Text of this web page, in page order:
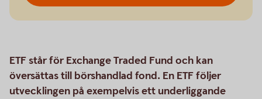
ETF står för Exchange Traded Fund och kan
översättas till börshandlad fond. En ETF följer
utvecklingen på exempelvis ett underliggande